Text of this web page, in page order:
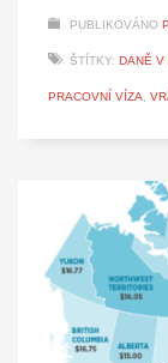
PUBLIKOVÁNO
ŠTÍTKY: DANĚ V
PRACOVNÍ VÍZA,